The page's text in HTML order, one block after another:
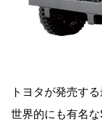
トヨタが発売す
世界的にも有名な